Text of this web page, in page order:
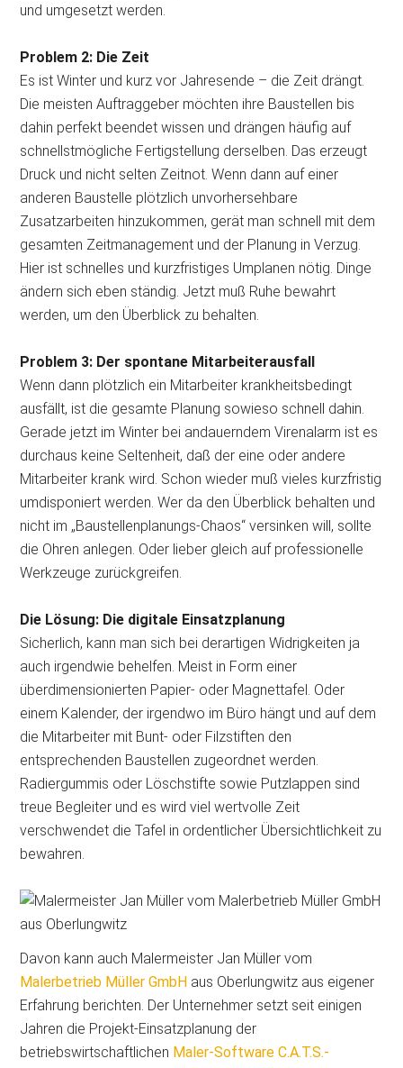
und umgesetzt werden.
Problem 2: Die Zeit
Es ist Winter und kurz vor Jahresende – die Zeit drängt.
Die meisten Auftraggeber möchten ihre Baustellen bis
dahin perfekt beendet wissen und drängen häufig auf
schnellstmögliche Fertigstellung derselben. Das erzeugt
Druck und nicht selten Zeitnot. Wenn dann auf einer
anderen Baustelle plötzlich unvorhersehbare
Zusatzarbeiten hinzukommen, gerät man schnell mit dem
gesamten Zeitmanagement und der Planung in Verzug.
Hier ist schnelles und kurzfristiges Umplanen nötig. Dinge
ändern sich eben ständig. Jetzt muß Ruhe bewahrt
werden, um den Überblick zu behalten.
Problem 3: Der spontane Mitarbeiterausfall
Wenn dann plötzlich ein Mitarbeiter krankheitsbedingt
ausfällt, ist die gesamte Planung sowieso schnell dahin.
Gerade jetzt im Winter bei andauerndem Virenalarm ist es
durchaus keine Seltenheit, daß der eine oder andere
Mitarbeiter krank wird. Schon wieder muß vieles kurzfristig
umdisponiert werden. Wer da den Überblick behalten und
nicht im „Baustellenplanungs-Chaos“ versinken will, sollte
die Ohren anlegen. Oder lieber gleich auf professionelle
Werkzeuge zurückgreifen.
Die Lösung: Die digitale Einsatzplanung
Sicherlich, kann man sich bei derartigen Widrigkeiten ja
auch irgendwie behelfen. Meist in Form einer
überdimensionierten Papier- oder Magnettafel. Oder
einem Kalender, der irgendwo im Büro hängt und auf dem
die Mitarbeiter mit Bunt- oder Filzstiften den
entsprechenden Baustellen zugeordnet werden.
Radiergummis oder Löschstifte sowie Putzlappen sind
treue Begleiter und es wird viel wertvolle Zeit
verschwendet die Tafel in ordentlicher Übersichtlichkeit zu
bewahren.
Davon kann auch Malermeister Jan Müller vom
Malerbetrieb Müller GmbH aus Oberlungwitz aus eigener
Erfahrung berichten. Der Unternehmer setzt seit einigen
Jahren die Projekt-Einsatzplanung der
betriebswirtschaftlichen Maler-Software C.A.T.S.-